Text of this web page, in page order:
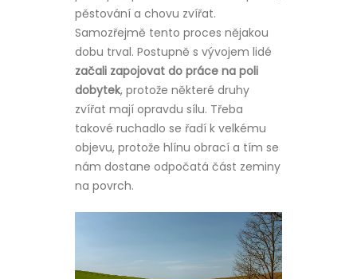
pěstování a chovu zvířat.
Samozřejmě tento proces nějakou
dobu trval. Postupně s vývojem lidé
začali zapojovat do práce na poli
dobytek, protože některé druhy
zvířat mají opravdu sílu. Třeba
takové ruchadlo se řadí k velkému
objevu, protože hlínu obrací a tím se
nám dostane odpočatá část zeminy
na povrch.